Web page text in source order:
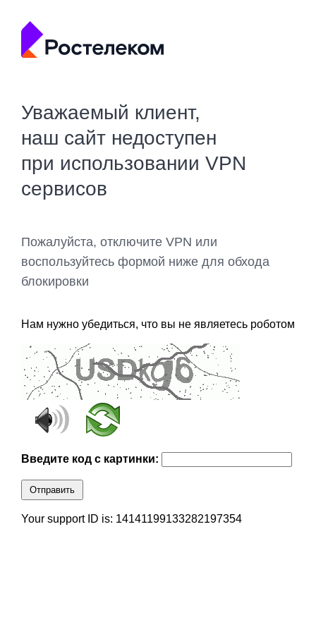
Уважаемый клиент,
наш сайт недоступен
при использовании VPN
сервисов
Пожалуйста, отключите VPN или
воспользуйтесь формой ниже для обхода
блокировки
Нам нужно убедиться, что вы не являетесь роботом
Введите код с картинки:
Отправить
Your support ID is: 14141199133282197354